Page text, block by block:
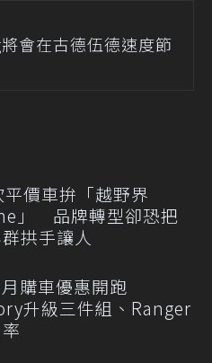
會在古德伍德速度節
價車拚「越野界
」 品牌轉型卻恐把
拱手讓人
購車優惠開跑
升級三件組、Ranger